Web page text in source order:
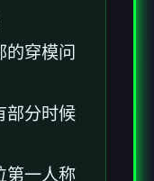
穿模问
部分时候
第一人称